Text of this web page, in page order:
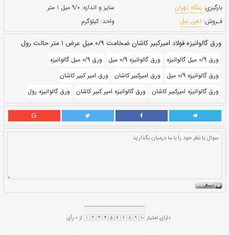
حالت:
بروز رسانی:۳۰ دی ۱۴۰۰
قيمت: 261,470 ريال
واحد:کیلوگرم